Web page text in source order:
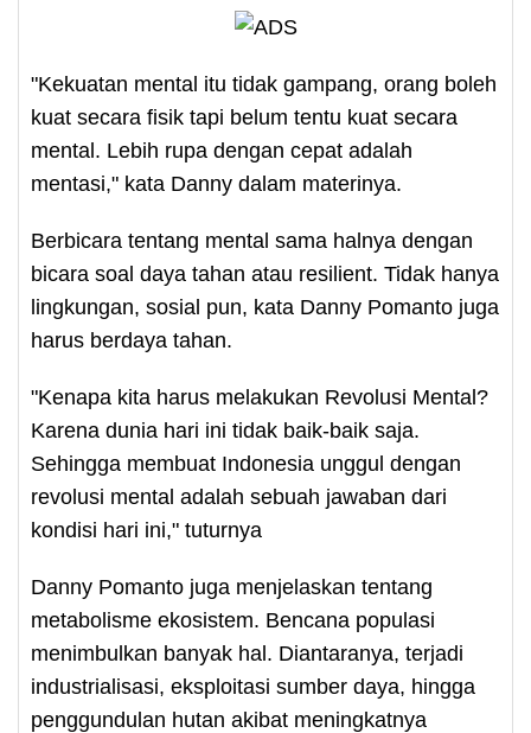
"Kekuatan mental itu tidak gampang, orang boleh
kuat secara fisik tapi belum tentu kuat secara
mental. Lebih rupa dengan cepat adalah
mentasi," kata Danny dalam materinya.
Berbicara tentang mental sama halnya dengan
bicara soal daya tahan atau resilient. Tidak hanya
lingkungan, sosial pun, kata Danny Pomanto juga
harus berdaya tahan.
"Kenapa kita harus melakukan Revolusi Mental?
Karena dunia hari ini tidak baik-baik saja.
Sehingga membuat Indonesia unggul dengan
revolusi mental adalah sebuah jawaban dari
kondisi hari ini," tuturnya
Danny Pomanto juga menjelaskan tentang
metabolisme ekosistem. Bencana populasi
menimbulkan banyak hal. Diantaranya, terjadi
industrialisasi, eksploitasi sumber daya, hingga
penggundulan hutan akibat meningkatnya